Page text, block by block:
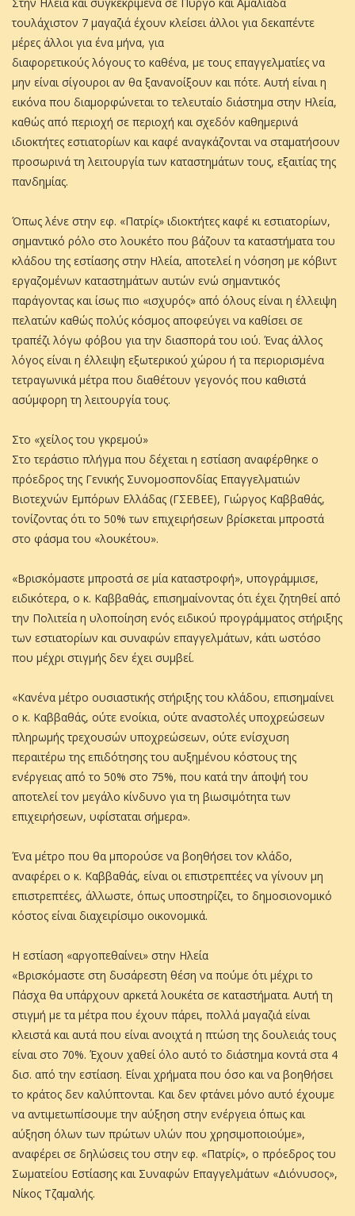
τουλάχιστον 7 μαγαζιά έχουν κλείσει άλλοι για δεκαπέντε
μέρες άλλοι για ένα μήνα, για
διαφορετικούς λόγους το καθένα, με τους επαγγελματίες να
μην είναι σίγουροι αν θα ξανανοίξουν και πότε. Αυτή είναι η
εικόνα που διαμορφώνεται το τελευταίο διάστημα στην Ηλεία,
καθώς από περιοχή σε περιοχή και σχεδόν καθημερινά
ιδιοκτήτες εστιατορίων και καφέ αναγκάζονται να σταματήσουν
προσωρινά τη λειτουργία των καταστημάτων τους, εξαιτίας της
πανδημίας.
Όπως λένε στην εφ. «Πατρίς» ιδιοκτήτες καφέ κι εστιατορίων,
σημαντικό ρόλο στο λουκέτο που βάζουν τα καταστήματα του
κλάδου της εστίασης στην Ηλεία, αποτελεί η νόσηση με κόβιντ
εργαζομένων καταστημάτων αυτών ενώ σημαντικός
παράγοντας και ίσως πιο «ισχυρός» από όλους είναι η έλλειψη
πελατών καθώς πολύς κόσμος αποφεύγει να καθίσει σε
τραπέζι λόγω φόβου για την διασπορά του ιού. Ένας άλλος
λόγος είναι η έλλειψη εξωτερικού χώρου ή τα περιορισμένα
τετραγωνικά μέτρα που διαθέτουν γεγονός που καθιστά
ασύμφορη τη λειτουργία τους.
Στο «χείλος του γκρεμού»
Στο τεράστιο πλήγμα που δέχεται η εστίαση αναφέρθηκε ο
πρόεδρος της Γενικής Συνομοσπονδίας Επαγγελματιών
Βιοτεχνών Εμπόρων Ελλάδας (ΓΣΕΒΕΕ), Γιώργος Καββαθάς,
τονίζοντας ότι το 50% των επιχειρήσεων βρίσκεται μπροστά
στο φάσμα του «λουκέτου».
«Βρισκόμαστε μπροστά σε μία καταστροφή», υπογράμμισε,
ειδικότερα, ο κ. Καββαθάς, επισημαίνοντας ότι έχει ζητηθεί από
την Πολιτεία η υλοποίηση ενός ειδικού προγράμματος στήριξης
των εστιατορίων και συναφών επαγγελμάτων, κάτι ωστόσο
που μέχρι στιγμής δεν έχει συμβεί.
«Κανένα μέτρο ουσιαστικής στήριξης του κλάδου, επισημαίνει
ο κ. Καββαθάς, ούτε ενοίκια, ούτε αναστολές υποχρεώσεων
πληρωμής τρεχουσών υποχρεώσεων, ούτε ενίσχυση
περαιτέρω της επιδότησης του αυξημένου κόστους της
ενέργειας από το 50% στο 75%, που κατά την άποψή του
αποτελεί τον μεγάλο κίνδυνο για τη βιωσιμότητα των
επιχειρήσεων, υφίσταται σήμερα».
Ένα μέτρο που θα μπορούσε να βοηθήσει τον κλάδο,
αναφέρει ο κ. Καββαθάς, είναι οι επιστρεπτέες να γίνουν μη
επιστρεπτέες, άλλωστε, όπως υποστηρίζει, το δημοσιονομικό
κόστος είναι διαχειρίσιμο οικονομικά.
Η εστίαση «αργοπεθαίνει» στην Ηλεία
«Βρισκόμαστε στη δυσάρεστη θέση να πούμε ότι μέχρι το
Πάσχα θα υπάρχουν αρκετά λουκέτα σε καταστήματα. Αυτή τη
στιγμή με τα μέτρα που έχουν πάρει, πολλά μαγαζιά είναι
κλειστά και αυτά που είναι ανοιχτά η πτώση της δουλειάς τους
είναι στο 70%. Έχουν χαθεί όλο αυτό το διάστημα κοντά στα 4
δισ. από την εστίαση. Είναι χρήματα που όσο και να βοηθήσει
το κράτος δεν καλύπτονται. Και δεν φτάνει μόνο αυτό έχουμε
να αντιμετωπίσουμε την αύξηση στην ενέργεια όπως και
αύξηση όλων των πρώτων υλών που χρησιμοποιούμε»,
αναφέρει σε δηλώσεις του στην εφ. «Πατρίς», ο πρόεδρος του
Σωματείου Εστίασης και Συναφών Επαγγελμάτων «Διόνυσος»,
Νίκος Τζαμαλής.